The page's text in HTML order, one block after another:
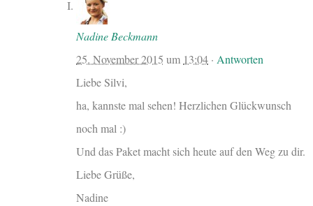
Nadine Beckmann
25. November 2015 um 13:04 ·Antworten
Liebe Silvi,
ha, kannste mal sehen! Herzlichen Glückwunsch
noch mal :)
Und das Paket macht sich heute auf den Weg zu dir.
Liebe Grüße,
Nadine